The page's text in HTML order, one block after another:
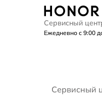
Сервисный
Ежедневно с 9:00
Сервисный